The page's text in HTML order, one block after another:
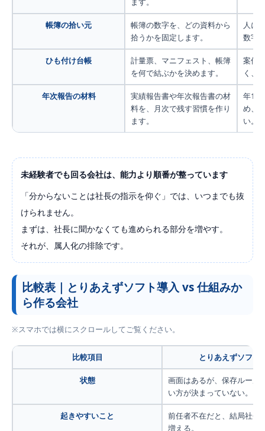
帳簿の拾い元
帳簿の数字を、どの資料から
拾うかを固定します。
人に
数字
ひも付け台帳
計量票、マニフェスト、帳簿
を何で結ぶかを決めます。
案件
く、
年次報告の材料
実績報告書や年次報告書の材
料を、月次で残す習慣を作り
ます。
年1回
め、
い。
未経験者でも回る会社は、能力より順番が整っています
「分からないことは社長の指示を仰ぐ」では、いつまでも抜
けられません。
まずは、社長に聞かなくても進められる部分を増やす。
それが、属人化の排除です。
比較表｜とりあえずソフト導入 vs 仕組みか
ら作る会社
※スマホでは横にスクロールしてご覧ください。
比較項目 とりあえずソフト
状態
画面はあるが、保存ルール
い方が決まっていない。
起きやすいこと
前任者不在だと、結局社長
増える。